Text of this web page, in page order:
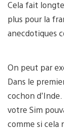
Cela fait
plus pour la
anecdotiques
On peut par
Dans le
cochon
votre Sim
comme si cela